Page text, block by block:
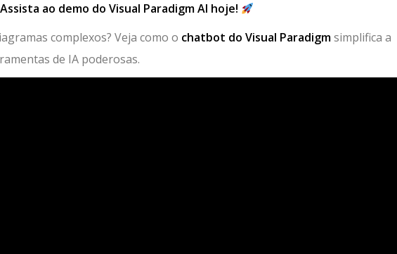
ao demo do Visual Paradigm AI hoje!
complexos? Veja como o chatbot do Visual Paradigmsimplifica a
de IA poderosas.